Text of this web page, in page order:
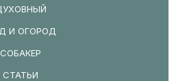
И ОГОРОД
СОБАКЕР
СТАТЬИ